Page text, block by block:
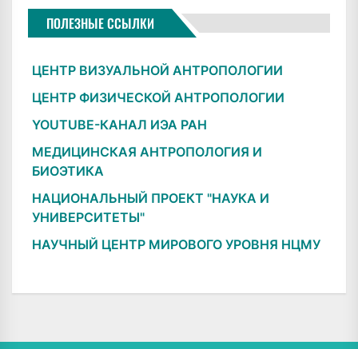
ПОЛЕЗНЫЕ ССЫЛКИ
ЦЕНТР ВИЗУАЛЬНОЙ АНТРОПОЛОГИИ
ЦЕНТР ФИЗИЧЕСКОЙ АНТРОПОЛОГИИ
YOUTUBE-КАНАЛ ИЭА РАН
МЕДИЦИНСКАЯ АНТРОПОЛОГИЯ И
БИОЭТИКА
НАЦИОНАЛЬНЫЙ ПРОЕКТ "НАУКА И
УНИВЕРСИТЕТЫ"
НАУЧНЫЙ ЦЕНТР МИРОВОГО УРОВНЯ НЦМУ